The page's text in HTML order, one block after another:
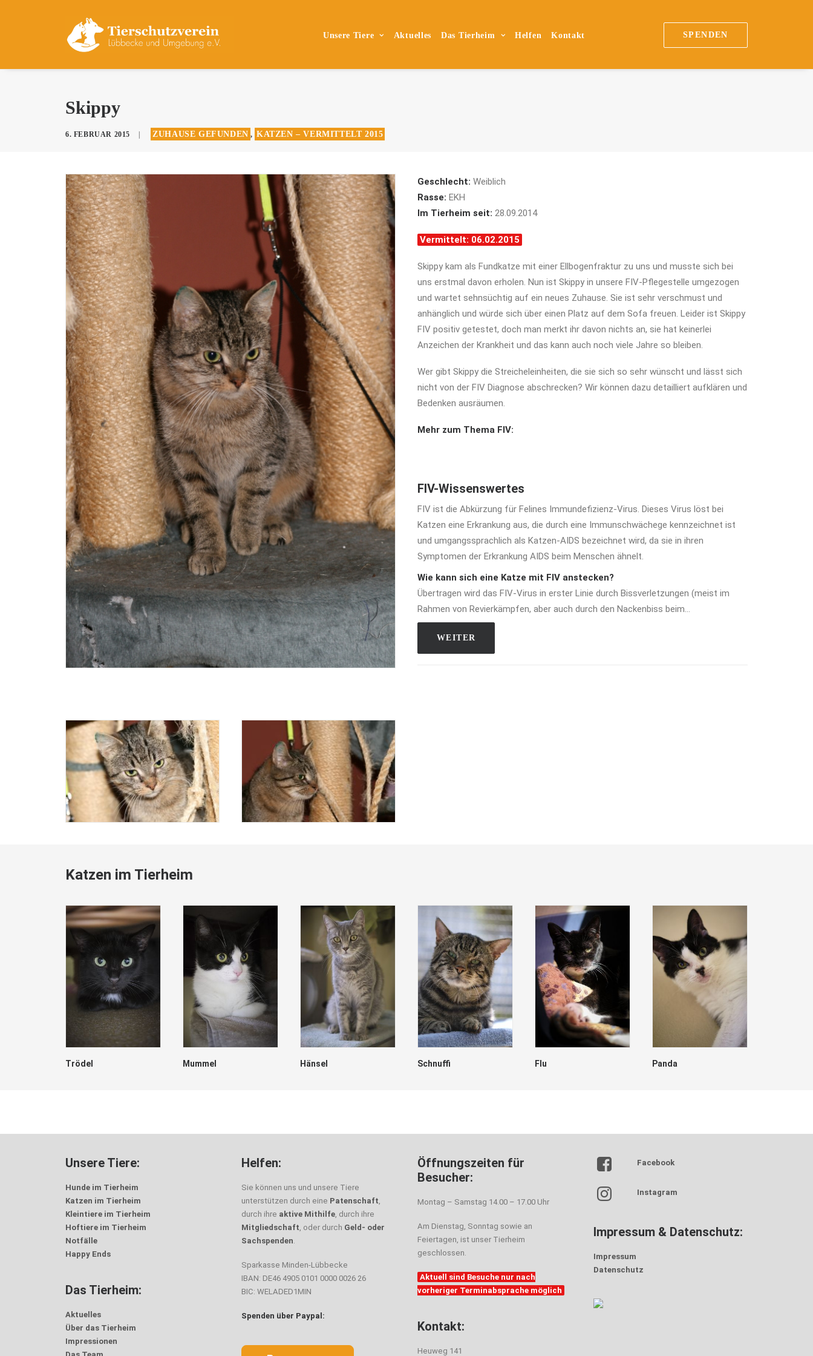
Unsere Tiere Aktuelles Das Tierheim Helfen Kontakt SPENDEN
Skippy
6. FEBRUAR 2015 ZUHAUSE GEFUNDEN , KATZEN – VERMITTELT 2015
Geschlecht: Weiblich
Rasse: EKH
Im Tierheim seit: 28.09.2014
Vermittelt: 06.02.2015
Skippy kam als Fundkatze mit einer Ellbogenfraktur zu uns und musste sich bei
uns erstmal davon erholen. Nun ist Skippy in unsere FIV-Pflegestelle umgezogen
und wartet sehnsüchtig auf ein neues Zuhause. Sie ist sehr verschmust und
anhänglich und würde sich über einen Platz auf dem Sofa freuen. Leider ist Skippy
FIV positiv getestet, doch man merkt ihr davon nichts an, sie hat keinerlei
Anzeichen der Krankheit und das kann auch noch viele Jahre so bleiben.
Wer gibt Skippy die Streicheleinheiten, die sie sich so sehr wünscht und lässt sich
nicht von der FIV Diagnose abschrecken? Wir können dazu detailliert aufklären und
Bedenken ausräumen.
Mehr zum Thema FIV:
FIV-Wissenswertes
FIV ist die Abkürzung für Felines Immundefizienz-Virus. Dieses Virus löst bei
Katzen eine Erkrankung aus, die durch eine Immunschwächege kennzeichnet ist
und umgangssprachlich als Katzen-AIDS bezeichnet wird, da sie in ihren
Symptomen der Erkrankung AIDS beim Menschen ähnelt.
Wie kann sich eine Katze mit FIV anstecken?
Übertragen wird das FIV-Virus in erster Linie durch Bissverletzungen (meist im
Rahmen von Revierkämpfen, aber auch durch den Nackenbiss beim…
WEITER
Katzen im Tierheim
Trödel Mummel Hänsel Schnuffi Flu Panda
Unsere Tiere:
Hunde im Tierheim
Katzen im Tierheim
Kleintiere im Tierheim
Hoftiere im Tierheim
Notfälle
Happy Ends
Das Tierheim:
Aktuelles
Über das Tierheim
Impressionen
Helfen:
Sie können uns und unsere Tiere
unterstützen durch eine Patenschaft,
durch ihre aktive Mithilfe, durch ihre
Mitgliedschaft, oder durch Geld- oder
Sachspenden.
Sparkasse Minden-Lübbecke
IBAN: DE46 4905 0101 0000 0026 26
BIC: WELADED1MIN
Spenden über Paypal:
Öffnungszeiten für
Besucher:
Montag – Samstag 14.00 – 17.00 Uhr
Am Dienstag, Sonntag sowie an
Feiertagen, ist unser Tierheim
geschlossen.
Aktuell sind Besuche nur nach
vorheriger Terminabsprache möglich
Kontakt:
Heuweg 141
Facebook
Instagram
Impressum & Datenschutz:
Impressum
Datenschutz